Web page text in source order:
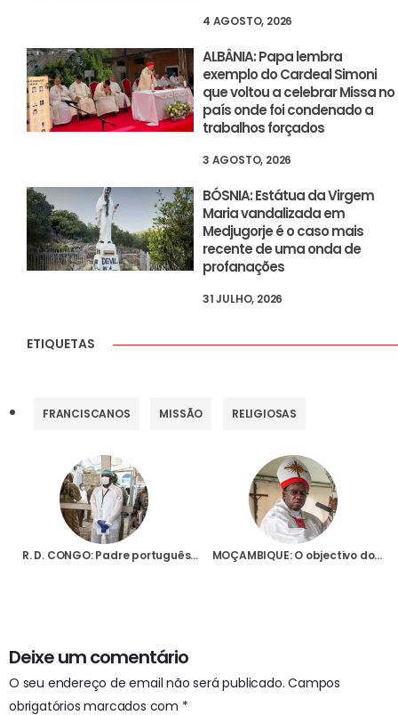
4 AGOSTO, 2026
ALBÂNIA: Papa lembra
exemplo do Cardeal Simoni
que voltou a celebrar Missa no
país onde foi condenado a
trabalhos forçados
3 AGOSTO, 2026
BÓSNIA: Estátua da Virgem
Maria vandalizada em
Medjugorje é o caso mais
recente de uma onda de
profanações
31 JULHO, 2026
ETIQUETAS
FRANCISCANOS MISSÃO RELIGIOSAS
R. D. CONGO: Padre português alerta para surto de Ébola no leste do país que atinge sobretudo as “populações pobres” MOÇAMBIQUE: O objectivo dos terroristas “é construir um califado”, diz Bispo de Pemba à Fundação AIS
Deixe um comentário
O seu endereço de email não será publicado. Campos
obrigatórios marcados com *